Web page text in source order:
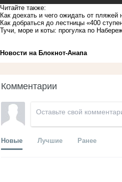
Читайте также:
Как доехать и чего ожидать от
Как добраться до лестницы «400
Тучи, море и коты: прогулка по
Новости на Блoкнoт-Анапа
Комментарии
Новые Лучшие Ранее